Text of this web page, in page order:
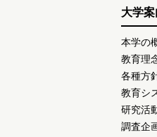
大学案
本学の
教育理
各種方
教育シ
研究活
調査企